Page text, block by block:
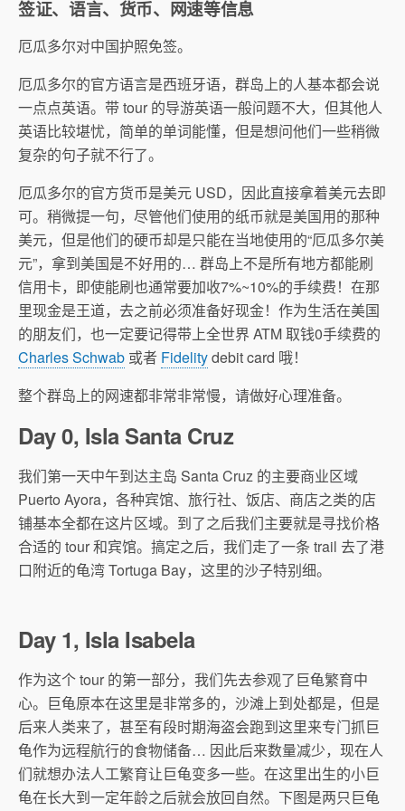
签证、语言、货币、网速等信息
厄瓜多尔对中国护照免签。
厄瓜多尔的官方语言是西班牙语，群岛上的人基本都会说
一点点英语。带 tour 的导游英语一般问题不大，但其他人
英语比较堪忧，简单的单词能懂，但是想问他们一些稍微
复杂的句子就不行了。
厄瓜多尔的官方货币是美元 USD，因此直接拿着美元去即
可。稍微提一句，尽管他们使用的纸币就是美国用的那种
美元，但是他们的硬币却是只能在当地使用的“厄瓜多尔美
元”，拿到美国是不好用的… 群岛上不是所有地方都能刷
信用卡，即使能刷也通常要加收7%~10%的手续费！在那
里现金是王道，去之前必须准备好现金！作为生活在美国
的朋友们，也一定要记得带上全世界 ATM 取钱0手续费的
Charles Schwab 或者 Fidelitydebit card 哦！
整个群岛上的网速都非常非常慢，请做好心理准备。
Day 0, Isla Santa Cruz
我们第一天中午到达主岛 Santa Cruz 的主要商业区域
Puerto Ayora，各种宾馆、旅行社、饭店、商店之类的店
铺基本全都在这片区域。到了之后我们主要就是寻找价格
合适的 tour 和宾馆。搞定之后，我们走了一条 trail 去了港
口附近的龟湾 Tortuga Bay，这里的沙子特别细。
Day 1, Isla Isabela
作为这个 tour 的第一部分，我们先去参观了巨龟繁育中
心。巨龟原本在这里是非常多的，沙滩上到处都是，但是
后来人类来了，甚至有段时期海盗会跑到这里来专门抓巨
龟作为远程航行的食物储备… 因此后来数量减少，现在人
们就想办法人工繁育让巨龟变多一些。在这里出生的小巨
龟在长大到一定年龄之后就会放回自然。下图是两只巨龟